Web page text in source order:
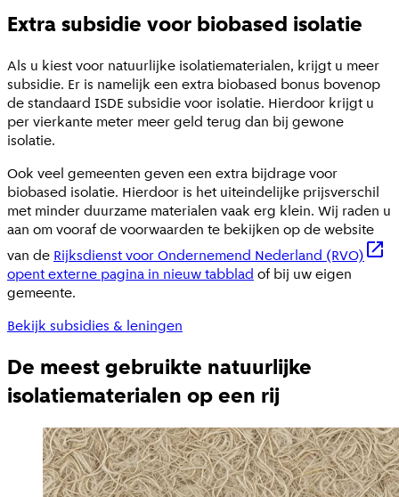
Extra subsidie voor biobased isolatie
Als u kiest voor natuurlijke isolatiematerialen, krijgt u meer
subsidie. Er is namelijk een extra biobased bonus bovenop
de standaard ISDE subsidie voor isolatie. Hierdoor krijgt u
per vierkante meter meer geld terug dan bij gewone
isolatie.
Ook veel gemeenten geven een extra bijdrage voor
biobased isolatie. Hierdoor is het uiteindelijke prijsverschil
met minder duurzame materialen vaak erg klein. Wij raden u
aan om vooraf de voorwaarden te bekijken op de website
van de Rijksdienst voor Ondernemend Nederland (RVO)
opent externe pagina in nieuw tabblad of bij uw eigen
gemeente.
Bekijk subsidies & leningen
De meest gebruikte natuurlijke
isolatiematerialen op een rij